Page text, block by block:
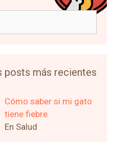
posts más recientes
Cómo saber si mi gato
tiene fiebre
En Salud